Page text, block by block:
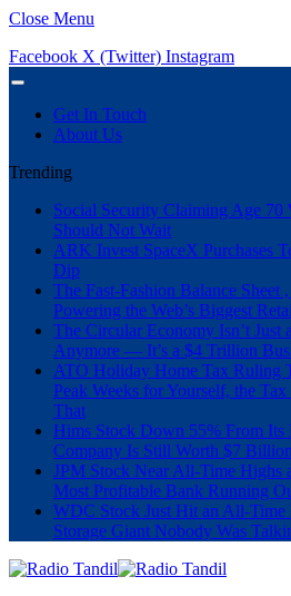
Close Menu
Facebook X (Twitter) Instagram
Get In Touch
About Us
Trending
Social Security Claiming Age 70
Should Not Wait
ARK Invest SpaceX Purchases
Dip
The Fast-Fashion Balance
Powering the Web’s Biggest
The Circular Economy Isn’t Just
Anymore — It’s a $4 Trillion
ATO Holiday Home Tax Ruling
Peak Weeks for Yourself, the
That
Hims Stock Down 55% From
Company Is Still Worth $7
JPM Stock Near All-Time Highs
Most Profitable Bank Running
WDC Stock Just Hit an All-
Storage Giant Nobody Was